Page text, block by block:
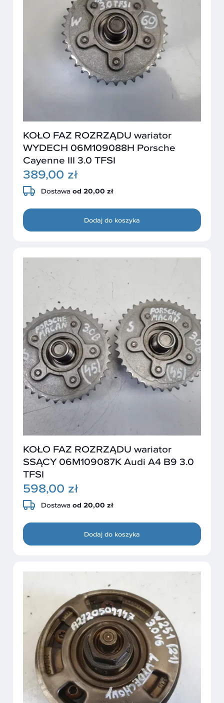
KOŁO FAZ ROZRZĄDU wariator
WYDECH 06M109088H Porsche
Cayenne III 3.0 TFSI
389,00 zł
Dostawa od 20,00 zł
Dodaj do koszyka
KOŁO FAZ ROZRZĄDU wariator
SSĄCY 06M109087K Audi A4 B9 3.0
TFSI
598,00 zł
Dostawa od 20,00 zł
Dodaj do koszyka